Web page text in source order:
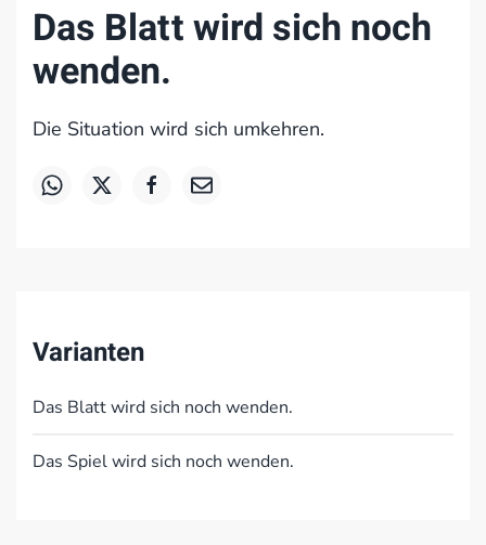
Das Blatt wird sich noch
wenden.
Die Situation wird sich umkehren.
Varianten
Das Blatt wird sich noch wenden.
Das Spiel wird sich noch wenden.